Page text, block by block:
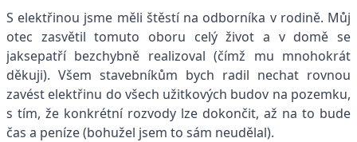
S elektřinou jsme měli štěstí na odborníka v rodině. Můj
otec zasvětil tomuto oboru celý život a v domě se
jaksepatří bezchybně realizoval (čímž mu mnohokrát
děkuji). Všem stavebníkům bych radil nechat rovnou
zavést elektřinu do všech užitkových budov na pozemku,
s tím, že konkrétní rozvody lze dokončit, až na to bude
čas a peníze (bohužel jsem to sám neudělal).